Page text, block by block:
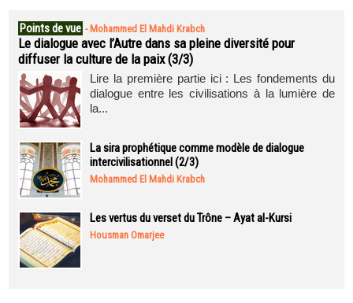
Points de vue - Mohammed El Mahdi Krabch
Le dialogue avec l’Autre dans sa pleine diversité pour
diffuser la culture de la paix (3/3)
Lire la première partie ici : Les fondements du
dialogue entre les civilisations à la lumière de
la...
La sira prophétique comme modèle de dialogue
intercivilisationnel (2/3)
Mohammed El Mahdi Krabch
Les vertus du verset du Trône – Ayat al-Kursi
Housman Omarjee